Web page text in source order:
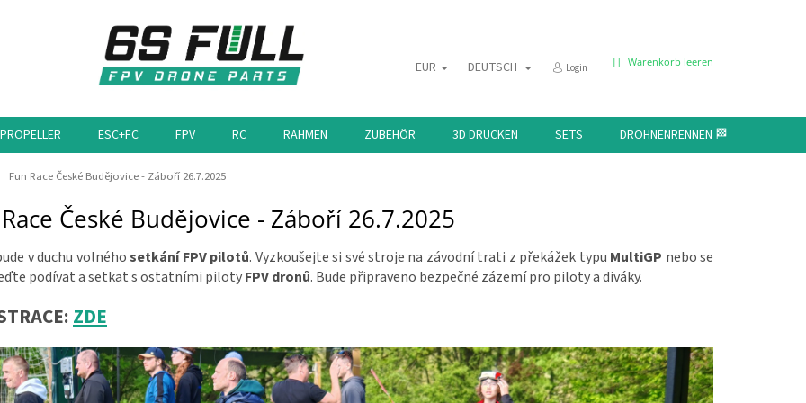
EUR
DEUTSCH Login
WARENKORB
Warenkorb leeren
PROPELLER ESC+FC FPV RC RAHMEN ZUBEHÖR 3D DRUCKEN SETS DROHNENRENNEN 🏁
Fun Race České Budějovice - Záboří 26.7.2025
České Budějovice - Záboří 26.7.2025
v duchu volnéhosetkání FPV pilotů. Vyzkoušejte si své stroje na závodní trati z překážek typu MultiGP nebo se
podívat a setkat s ostatními pilotyFPV dronů. Bude připraveno bezpečné zázemí pro piloty a diváky.
ZDE